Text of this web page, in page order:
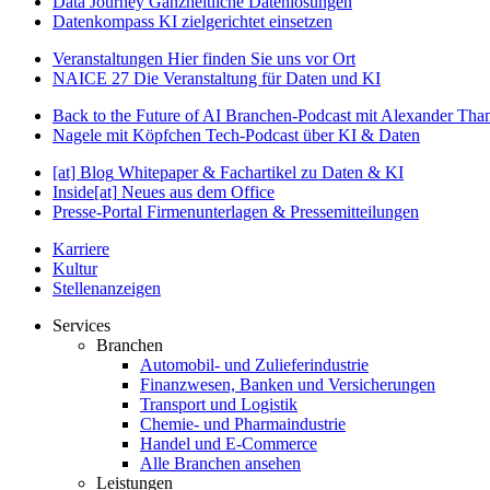
Datenkompass KI zielgerichtet einsetzen
Veranstaltungen Hier finden Sie uns vor Ort
NAICE 27 Die Veranstaltung für Daten und KI
Back to the Future of AI Branchen-Podcast mit Alexander
Nagele mit Köpfchen Tech-Podcast über KI & Daten
[at] Blog Whitepaper & Fachartikel zu Daten & KI
Inside[at] Neues aus dem Office
Presse-Portal Firmenunterlagen & Pressemitteilungen
Karriere
Kultur
Stellenanzeigen
Services
Branchen
Automobil- und Zulieferindustrie
Finanzwesen, Banken und Versicherungen
Transport und Logistik
Chemie- und Pharmaindustrie
Handel und E-Commerce
Alle Branchen ansehen
Leistungen